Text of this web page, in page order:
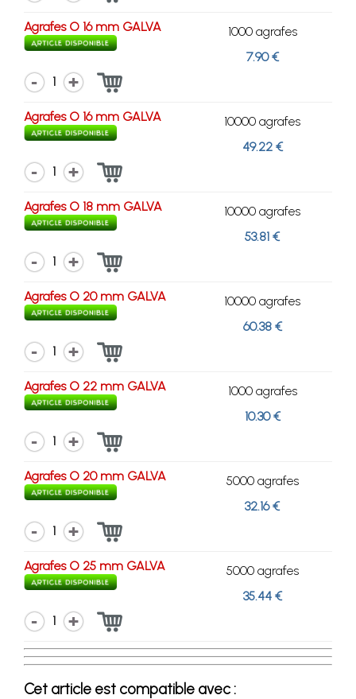
Agrafes O 16 mm GALVA
1000 agrafes
7.90 €
1
Agrafes O 16 mm GALVA
10000 agrafes
49.22 €
1
Agrafes O 18 mm GALVA
10000 agrafes
53.81 €
1
Agrafes O 20 mm GALVA
10000 agrafes
60.38 €
1
Agrafes O 22 mm GALVA
1000 agrafes
10.30 €
1
Agrafes O 20 mm GALVA
5000 agrafes
32.16 €
1
Agrafes O 25 mm GALVA
5000 agrafes
35.44 €
1
Cet article est compatible avec :